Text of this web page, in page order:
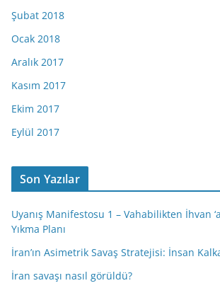
Şubat 2018
Ocak 2018
Aralık 2017
Kasım 2017
Ekim 2017
Eylül 2017
Son Yazılar
Uyanış Manifestosu 1 – Vahabilikten İhvan
Yıkma Planı
İran’ın Asimetrik Savaş Stratejisi: İnsan
İran savaşı nasıl görüldü?